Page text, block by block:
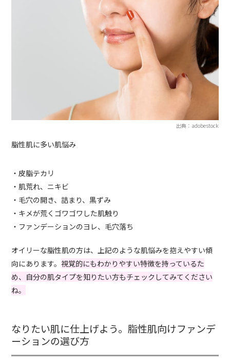
出典：adobestock
脂性肌に多い肌悩み
・皮脂テカリ
・肌荒れ、ニキビ
・毛穴の開き、詰まり、黒ずみ
・キメが荒くゴワゴワした肌触り
・ファンデーションのヨレ、毛穴落ち
オイリーな脂性肌の方は、上記のような肌悩みを抱えやすい傾
向にあります。視覚的にもわかりやすい特徴を持っているた
め、自分の肌タイプを知りたい方もチェックしてみてください
ね。
なりたい肌に仕上げよう。脂性肌向けファンデ
ーションの選び方